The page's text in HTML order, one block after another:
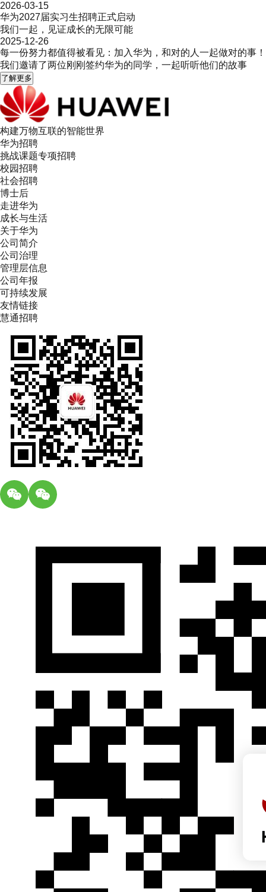
2026-03-15
华为2027届实习生招聘正式启动
我们一起，见证成长的无限可能
2025-12-26
每一份努力都值得被看见：加入华为，和对的人一起做对的事！
我们邀请了两位刚刚签约华为的同学，一起听听他们的故事
了解更多
构建万物互联的智能世界
华为招聘
挑战课题专项招聘
校园招聘
社会招聘
博士后
走进华为
成长与生活
关于华为
公司简介
公司治理
管理层信息
公司年报
可持续发展
友情链接
慧通招聘